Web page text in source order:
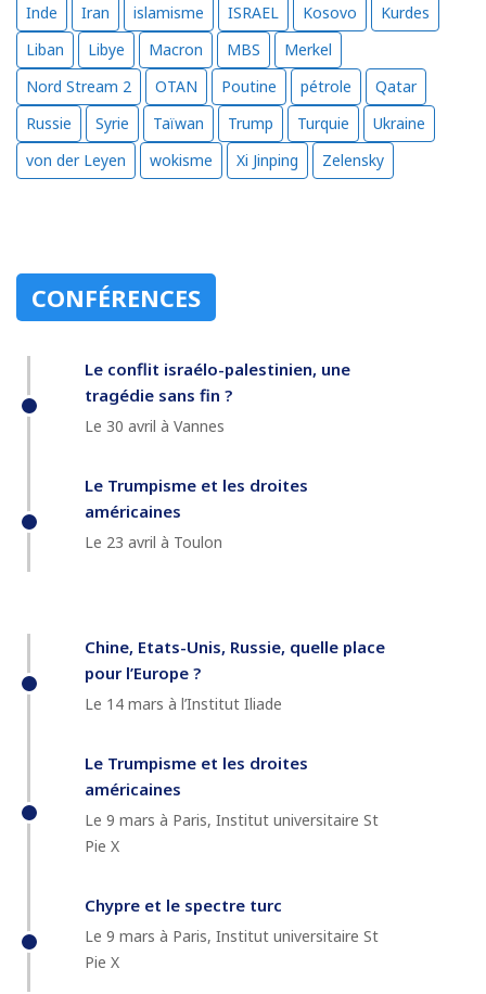
Inde
Iran islamisme ISRAEL Kosovo
Kurdes
Liban
Libye Macron MBS
Merkel
Nord Stream 2
OTAN Poutine pétrole
Qatar
Russie
Syrie Taïwan Trump Turquie
Ukraine
von der Leyen
wokisme Xi Jinping Zelensky
CONFÉRENCES
Le conflit israélo-palestinien, une
tragédie sans fin ?
Le 30 avril à Vannes
Le Trumpisme et les droites
américaines
Le 23 avril à Toulon
Chine, Etats-Unis, Russie, quelle place
pour l’Europe ?
Le 14 mars à l’Institut Iliade
Le Trumpisme et les droites
américaines
Le 9 mars à Paris, Institut universitaire St
Pie X
Chypre et le spectre turc
Le 9 mars à Paris, Institut universitaire St
Pie X